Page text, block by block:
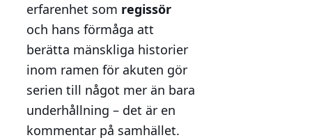
erfarenhet som regissör
och hans förmåga att
berätta mänskliga historier
inom ramen för akuten gör
serien till något mer än bara
underhållning – det är en
kommentar på samhället.